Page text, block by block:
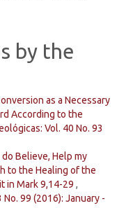
by the
as a Necessary
According to the
Vol. 40 No. 93
do Believe, Help my
to the Healing of the
in Mark 9,14-29 ,
99 (2016): January -